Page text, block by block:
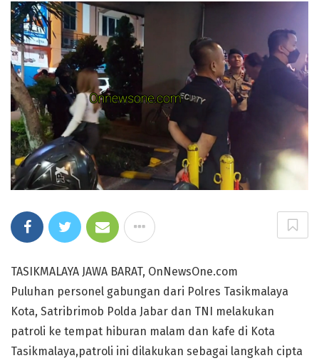
TASIKMALAYA JAWA BARAT, OnNewsOne.com
Puluhan personel gabungan dari Polres Tasikmalaya
Kota, Satribrimob Polda Jabar dan TNI melakukan
patroli ke tempat hiburan malam dan kafe di Kota
Tasikmalaya,patroli ini dilakukan sebagai langkah cipta